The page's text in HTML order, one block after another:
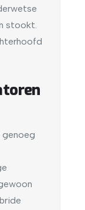
stookt.
genoeg